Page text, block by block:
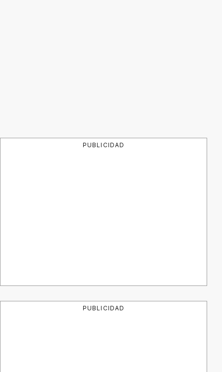
PUBLICIDAD
PUBLICIDAD